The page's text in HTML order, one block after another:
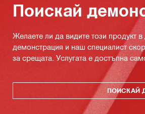
Поискай
Желаете ли да видите този продукт
демонстрация и наш специалист
за срещата. Услугата е достъпна
ПОИСКАЙ